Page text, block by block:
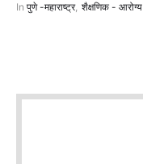
In पुणे -महाराष्ट्र, शैक्षणिक - आरोग्य